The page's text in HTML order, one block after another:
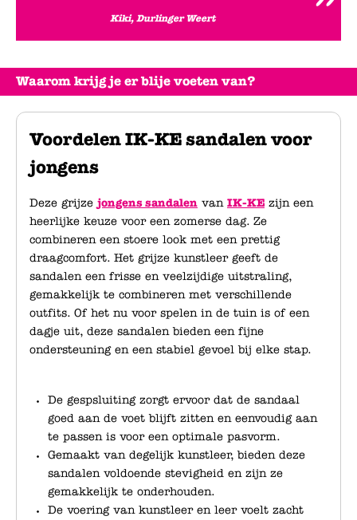
Waarom krijg je er blije voeten van?
Voordelen IK-KE sandalen voor
jongens
Deze grijze jongens sandalen van IK-KE zijn een
heerlijke keuze voor een zomerse dag. Ze
combineren een stoere look met een prettig
draagcomfort. Het grijze kunstleer geeft de
sandalen een frisse en veelzijdige uitstraling,
gemakkelijk te combineren met verschillende
outfits. Of het nu voor spelen in de tuin is of een
dagje uit, deze sandalen bieden een fijne
ondersteuning en een stabiel gevoel bij elke stap.
De gespsluiting zorgt ervoor dat de sandaal
goed aan de voet blijft zitten en eenvoudig aan
te passen is voor een optimale pasvorm.
Gemaakt van degelijk kunstleer, bieden deze
sandalen voldoende stevigheid en zijn ze
gemakkelijk te onderhouden.
De voering van kunstleer en leer voelt zacht
Kiki, Durlinger Weert